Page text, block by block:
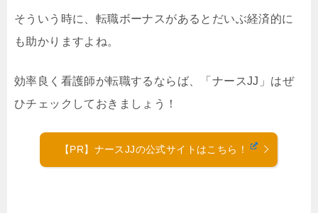
そういう時に、転職ボーナスがあるとだいぶ経済的に
も助かりますよね。
効率良く看護師が転職するならば、「ナースJJ」はぜ
ひチェックしておきましょう！
【PR】ナースJJの公式サイトはこちら！